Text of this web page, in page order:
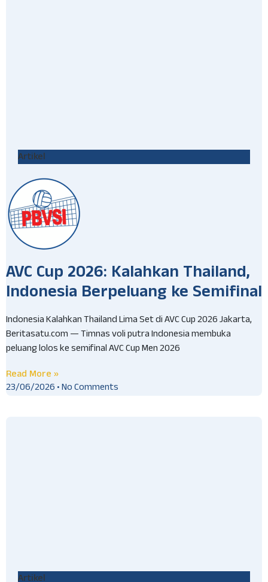
Artikel
AVC Cup 2026: Kalahkan Thailand,
Indonesia Berpeluang ke Semifinal
Indonesia Kalahkan Thailand Lima Set di AVC Cup 2026 Jakarta,
Beritasatu.com — Timnas voli putra Indonesia membuka
peluang lolos ke semifinal AVC Cup Men 2026
Read More »
23/06/2026 No Comments
Artikel